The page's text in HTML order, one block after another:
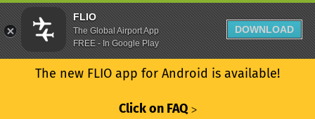
The new FLIO app for Android is available!
Click on FAQ ᐳ
FLIO
The Global Airport App
FREE - In Google Play
DOWNLOAD